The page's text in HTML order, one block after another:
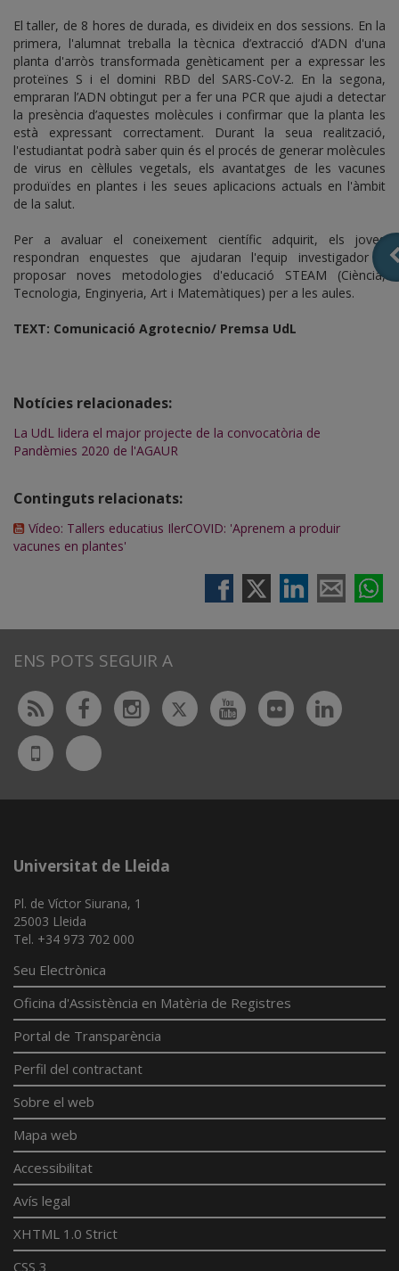
El taller, de 8 hores de durada, es divideix en dos sessions. En la
primera, l'alumnat treballa la tècnica d’extracció d’ADN d'una
planta d'arròs transformada genèticament per a expressar les
proteïnes S i el domini RBD del SARS-CoV-2. En la segona,
empraran l’ADN obtingut per a fer una PCR que ajudi a detectar
la presència d’aquestes molècules i confirmar que la planta les
està expressant correctament. Durant la seua realització,
l'estudiantat podrà saber quin és el procés de generar molècules
de virus en cèl·lules vegetals, els avantatges de les vacunes
produïdes en plantes i les seues aplicacions actuals en l'àmbit
de la salut.
Per a avaluar el coneixement científic adquirit, els joves
respondran enquestes que ajudaran l'equip investigador a
proposar noves metodologies d'educació STEAM (Ciència,
Tecnologia, Enginyeria, Art i Matemàtiques) per a les aules.
TEXT: Comunicació Agrotecnio/ Premsa UdL
Notícies relacionades:
La UdL lidera el major projecte de la convocatòria de
Pandèmies 2020 de l'AGAUR
Continguts relacionats:
Vídeo: Tallers educatius IlerCOVID: 'Aprenem a produir
vacunes en plantes'
ENS POTS SEGUIR A
Rss FacebookInstagram
TwitterYoutubeFlickr
UdL
App
Bluesky
Universitat de Lleida
Pl. de Víctor Siurana, 1
25003 Lleida
Tel. +34 973 702 000
Seu Electrònica
Oficina d'Assistència en Matèria de Registres
Portal de Transparència
Perfil del contractant
Sobre el web
Mapa web
Accessibilitat
Avís legal
XHTML 1.0 Strict
CSS 3